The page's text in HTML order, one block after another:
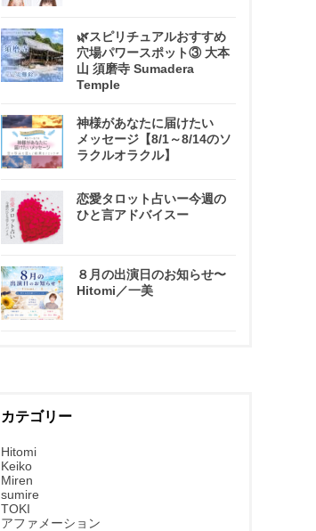
🌿スピリチュアルおすすめ
穴場パワースポット③ 大本
山 須磨寺 Sumadera
Temple
神様があなたに届けたい
メッセージ【8/1～8/14のソ
ラクルオラクル】
恋愛タロット占いー今週の
ひと言アドバイスー
８月の出演日のお知らせ〜
Hitomi／一美
カテゴリー
Hitomi
Keiko
Miren
sumire
TOKI
アファメーション